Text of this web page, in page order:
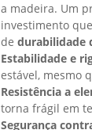
a madeira. Um
investimento
de durabilidade
Estabilidade e
estável, mesmo
Resistência a
torna frágil em
Segurança